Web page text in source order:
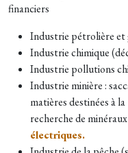
financiers
Industrie pétrolière et
Industrie chimique
Industrie pollutions
Industrie minière :
matières destinées à
recherche de
électriques.